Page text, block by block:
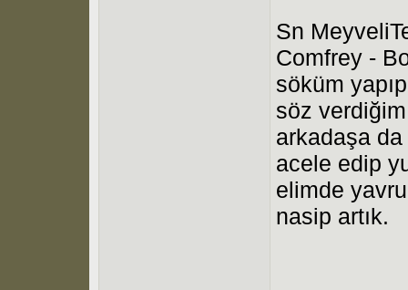
Sn
Comfrey -
söküm
söz
arkadaşa
acele edip
elimde
nasip artık.